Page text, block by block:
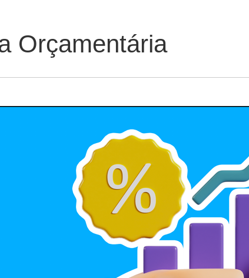
Orçamentária